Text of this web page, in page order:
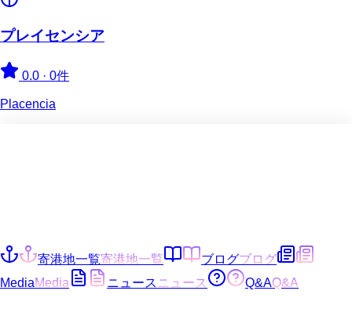
プレイセンシア
0.0 · 0件
Placencia
寄港地一覧寄港地一覧 ブログブログ
MediaMedia ニュース ニュース Q&AQ&A